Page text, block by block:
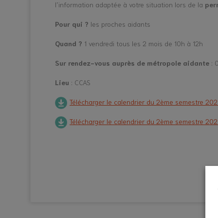
l’information adaptée à votre situation lors de la
Pour qui ? les proches aidants
Quand ? 1 vendredi tous les 2 mois de 10h à 12h
Sur rendez-vous auprès de métropole aidante :
Lieu : CCAS
Télécharger le calendrier du 2ème semestre
Télécharger le calendrier du 2ème semestre